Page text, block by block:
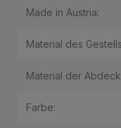
Made in Austria:
Material des
Material der
Farbe: